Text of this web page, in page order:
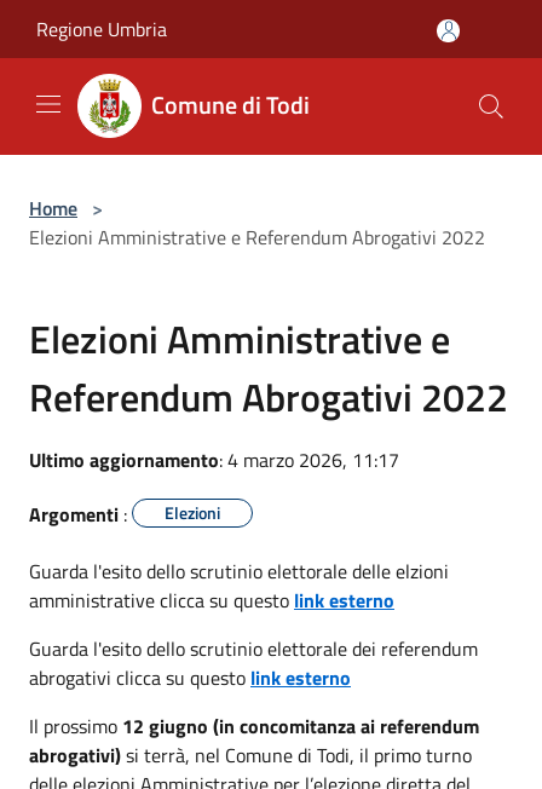
Regione Umbria
Comune di Todi
Home >
Elezioni Amministrative e Referendum Abrogativi 2022
Elezioni Amministrative e
Referendum Abrogativi 2022
Ultimo aggiornamento: 4 marzo 2026, 11:17
Argomenti : Elezioni
Guarda l'esito dello scrutinio elettorale delle elzioni
amministrative clicca su questo link esterno
Guarda l'esito dello scrutinio elettorale dei referendum
abrogativi clicca su questo link esterno
Il prossimo 12 giugno (in concomitanza ai referendum
abrogativi)si terrà, nel Comune di Todi, il primo turno